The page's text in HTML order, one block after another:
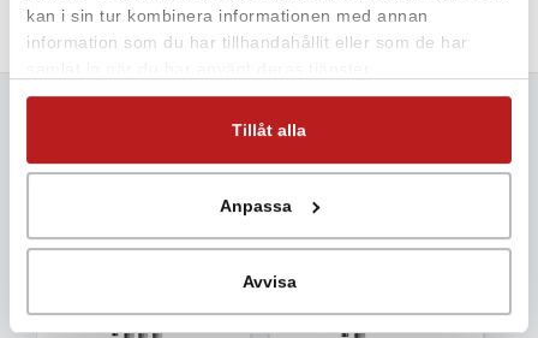
kan i sin tur kombinera informationen med annan
information som du har tillhandahållit eller som de har
Tillåt alla
Anpassa
Avvisa